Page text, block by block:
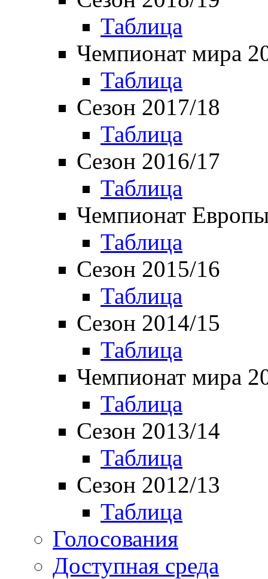
Таблица
Чемпионат мира
Таблица
Сезон 2017/18
Таблица
Сезон 2016/17
Таблица
Чемпионат
Таблица
Сезон 2015/16
Таблица
Сезон 2014/15
Таблица
Чемпионат мира
Таблица
Сезон 2013/14
Таблица
Сезон 2012/13
Таблица
Голосования
Доступная среда